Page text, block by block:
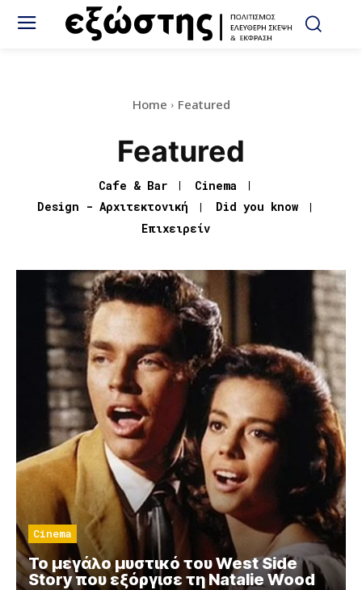
Home Featured
Featured
Cafe & Bar
Cinema
Design - Αρχιτεκτονική
Did you know
Eπιχειρείν
Cinema
Το μεγάλο μυστικό του West Side
Story που εξόργισε τη Natalie Wood